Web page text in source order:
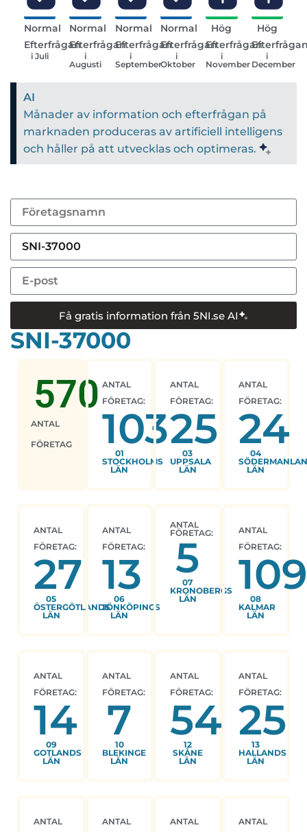
Normal
Efterfrågan
i Juli
Normal
Efterfrågan
i
Augusti
Normal
Efterfrågan
i
September
Normal
Efterfrågan
i
Oktober
Hög
Efterfrågan
i
November
Hög
i
December
AI
Månader av information och efterfrågan på
marknaden produceras av artificiell intelligens
och håller på att utvecklas och optimeras.
Få gratis information från 5NI.se AI
SNI-37000
ANTAL
FÖRETAG
570 ANTAL
FÖRETAG:
103
01
STOCKHOLMS
LÄN
ANTAL
FÖRETAG:
25
03
UPPSALA
LÄN
ANTAL
FÖRETAG:
24
04
LÄN
ANTAL
FÖRETAG:
27
05
ÖSTERGÖTLANDS
LÄN
ANTAL
FÖRETAG:
13
06
JÖNKÖPINGS
LÄN
ANTAL
FÖRETAG:
5
07
KRONOBERGS
LÄN
ANTAL
FÖRETAG:
109
08
KALMAR
LÄN
ANTAL
FÖRETAG:
14
09
GOTLANDS
LÄN
ANTAL
FÖRETAG:
7
10
BLEKINGE
LÄN
ANTAL
FÖRETAG:
54
12
SKÅNE
LÄN
ANTAL
FÖRETAG:
25
13
HALLANDS
LÄN
ANTAL
ANTAL
ANTAL
ANTAL